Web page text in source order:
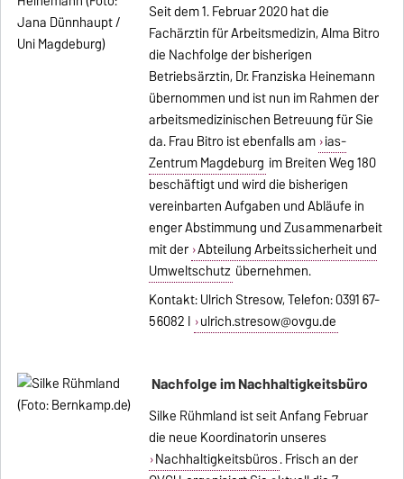
Seit dem 1. Februar 2020 hat die
Fachärztin für Arbeitsmedizin, Alma Bitro
die Nachfolge der bisherigen
Betriebsärztin, Dr. Franziska Heinemann
übernommen und ist nun im Rahmen der
arbeitsmedizinischen Betreuung für Sie
da. Frau Bitro ist ebenfalls am ias-
Zentrum Magdeburg im Breiten Weg 180
beschäftigt und wird die bisherigen
vereinbarten Aufgaben und Abläufe in
enger Abstimmung und Zusammenarbeit
mit der Abteilung Arbeitssicherheit und
Umweltschutz übernehmen.
Kontakt: Ulrich Stresow, Telefon: 0391 67-
56082 I ulrich.stresow@ovgu.de
Nachfolge im Nachhaltigkeitsbüro
Silke Rühmland ist seit Anfang Februar
die neue Koordinatorin unseres
Nachhaltigkeitsbüros. Frisch an der